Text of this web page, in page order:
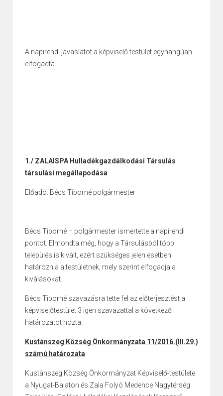
A napirendi javaslatot a képviselő testület egyhangúan
elfogadta.
1./ ZALAISPA Hulladékgazdálkodási Társulás
társulási megállapodása
Előadó: Bécs Tiborné polgármester
Bécs Tiborné – polgármester ismertette a napirendi
pontot. Elmondta még, hogy a Társulásból több
település is kivált, ezért szükséges jelen esetben
határoznia a testületnek, mely szerint elfogadja a
kiválásokat.
Bécs Tiborné szavazásra tette fel az előterjesztést a
képviselőtestület 3 igen szavazattal a következő
határozatot hozta:
Kustánszeg Község Önkormányzata 11/2016.(III.29.)
számú határozata
Kustánszeg Község Önkormányzat Képviselő-testülete
a Nyugat-Balaton és Zala Folyó Medence Nagytérség